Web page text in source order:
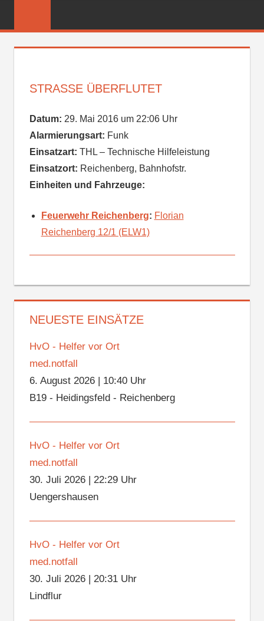
FEUERWEHR
STRASSE ÜBERFLUTET
Datum: 29. Mai 2016 um 22:06 Uhr
Alarmierungsart: Funk
Einsatzart: THL – Technische Hilfeleistung
Einsatzort: Reichenberg, Bahnhofstr.
Einheiten und Fahrzeuge:
Feuerwehr Reichenberg: Florian
Reichenberg 12/1 (ELW1)
NEUESTE EINSÄTZE
HvO - Helfer vor Ort
med.notfall
6. August 2026| 10:40 Uhr
B19 - Heidingsfeld - Reichenberg
HvO - Helfer vor Ort
med.notfall
30. Juli 2026| 22:29 Uhr
Uengershausen
HvO - Helfer vor Ort
med.notfall
30. Juli 2026| 20:31 Uhr
Lindflur